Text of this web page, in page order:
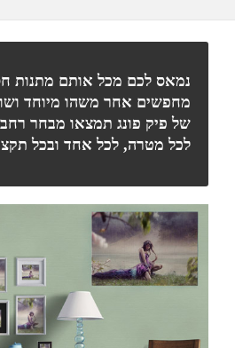
נמאס לכם מכל אותם מתנות
מחפשים אחר משהו מיוחד
של פיק פונג תמצאו מבחר
לכל מטרה, לכל אחד ובכל